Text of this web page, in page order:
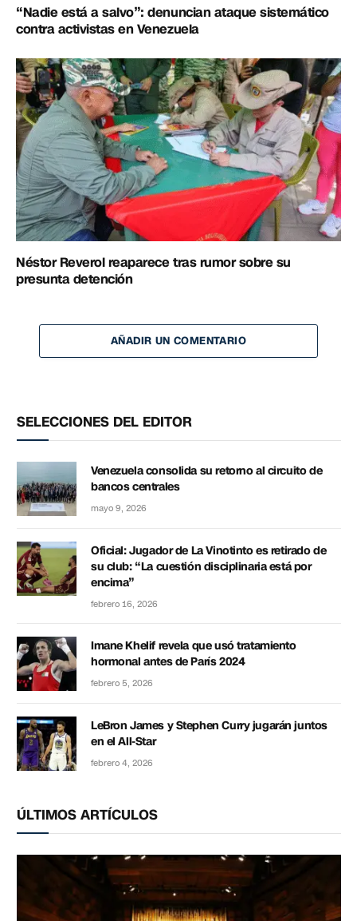
“Nadie está a salvo”: denuncian ataque sistemático
contra activistas en Venezuela
Néstor Reverol reaparece tras rumor sobre su
presunta detención
AÑADIR UN COMENTARIO
SELECCIONES DEL EDITOR
Venezuela consolida su retorno al circuito de
bancos centrales
mayo 9, 2026
Oficial: Jugador de La Vinotinto es retirado de
su club: “La cuestión disciplinaria está por
encima”
febrero 16, 2026
Imane Khelif revela que usó tratamiento
hormonal antes de París 2024
febrero 5, 2026
LeBron James y Stephen Curry jugarán juntos
en el All-Star
febrero 4, 2026
ÚLTIMOS ARTÍCULOS